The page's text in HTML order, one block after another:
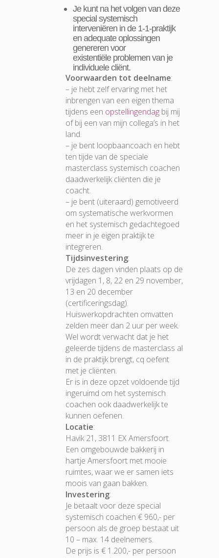
Je kunt na het volgen van deze
special systemisch
interveniëren in de 1-1-praktijk
en adequate oplossingen
genereren voor
existentiële problemen van je
individuele cliënt.
Voorwaarden tot deelname:
– je hebt zelf ervaring met het
inbrengen van een eigen thema
tijdens een opstellingendag bij mij
of bij een van mijn collega’s in het
land.
– je bent loopbaancoach en hebt
ten tijde van de speciale
masterclass systemisch coachen
daadwerkelijk cliënten die je
coacht.
– je bent (uiteraard) gemotiveerd
om systematische werkvormen
en het systemisch gedachtegoed
meer in je eigen praktijk te
integreren.
Tijdsinvestering:
De zes dagen vinden plaats op de
vrijdagen 1, 8, 22 en 29 november,
13 en 20 december
(certificeringsdag).
Huiswerkopdrachten omvatten
zelden meer dan 2 uur per week.
Wel wordt verwacht dat je het
geleerde tijdens de masterclass al
in de praktijk brengt, cq oefent
met je cliënten.
Er is in deze opzet voldoende tijd
ingeruimd om het systemisch
coachen ook daadwerkelijk te
kunnen oefenen.
Locatie:
Havik 21, 3811 EX Amersfoort.
Een omgebouwde bakkerij in
hartje Amersfoort met mooie
ruimtes, waar we er samen iets
moois van gaan bakken.
Investering:
Je betaalt voor deze special
systemisch coachen € 960,- per
persoon als de groep bestaat uit
10 – max. 14 deelnemers.
De prijs is € 1.200,- per persoon